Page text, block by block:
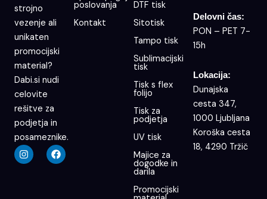
strojno
vezenje ali
unikaten
promocijski
material?
Dabi.si nudi
celovite
rešitve za
podjetja in
posameznike.
I
n
s
F
a
c
poslovanja
Kontakt
DTF tisk
Sitotisk
Tampo tisk
Sublimacijski
tisk
Tisk s flex
folijo
Tisk za
podjetja
UV tisk
Majice za
dogodke in
darila
Promocijski
Delovni čas:
PON – PET 7-
15h
Lokacija:
Dunajska
cesta 347,
1000 Ljubljana
Koroška cesta
18, 4290 Tržič